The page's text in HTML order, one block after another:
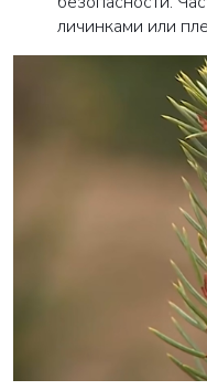
личинками или